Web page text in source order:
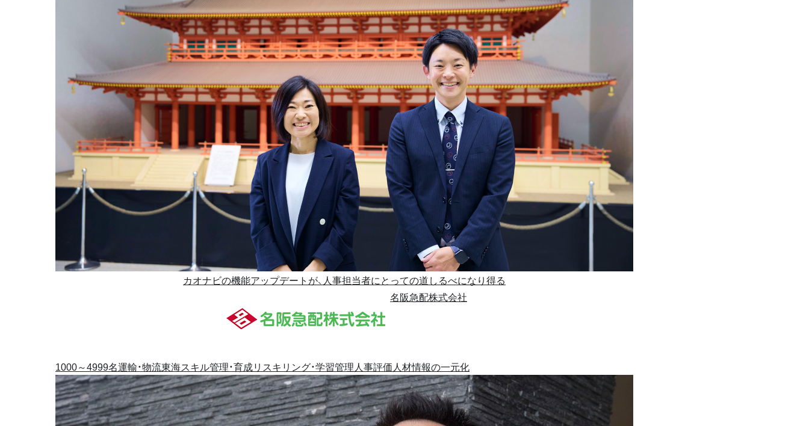
カオナビの機能アップデートが、人事担当者にとっての道しるべになり得る
名阪急配株式会社
1000～4999名運輸・物流東海スキル管理・育成リスキリング・学習管理人事評価人材情報の一元化